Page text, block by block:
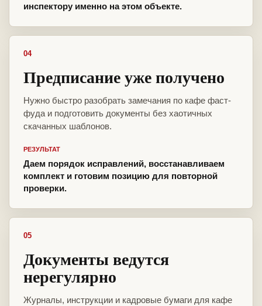
инспектору именно на этом объекте.
04
Предписание уже получено
Нужно быстро разобрать замечания по кафе фаст-
фуда и подготовить документы без хаотичных
скачанных шаблонов.
РЕЗУЛЬТАТ
Даем порядок исправлений, восстанавливаем
комплект и готовим позицию для повторной
проверки.
05
Документы ведутся
нерегулярно
Журналы, инструкции и кадровые бумаги для кафе